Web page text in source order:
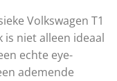
Volkswagen T1
is niet alleen ideaal
echte eye-
ademende